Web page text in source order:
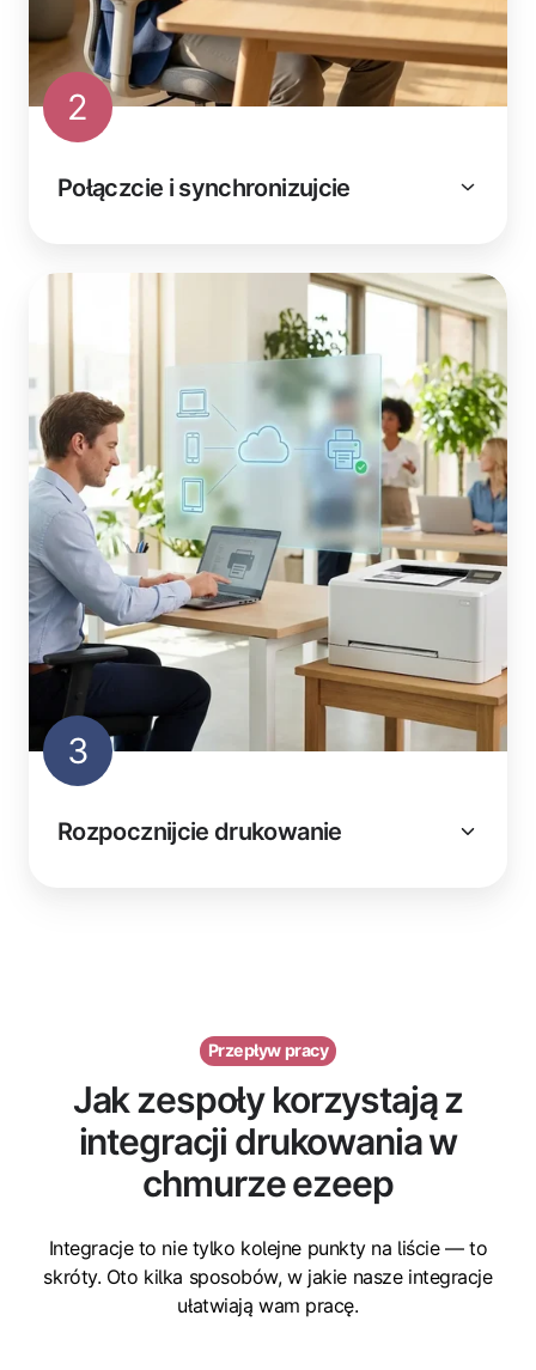
2
Połączcie i synchronizujcie
3
Rozpocznijcie drukowanie
Przepływ pracy
Jak zespoły korzystają z
integracji drukowania w
chmurze ezeep
Integracje to nie tylko kolejne punkty na liście — to
skróty. Oto kilka sposobów, w jakie nasze integracje
ułatwiają wam pracę.